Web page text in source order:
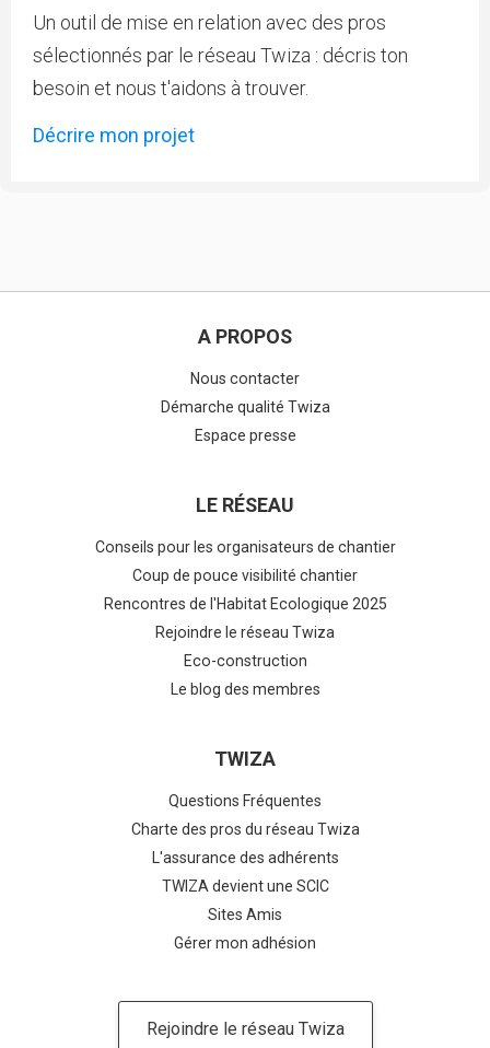
Un outil de mise en relation avec des pros
sélectionnés par le réseau Twiza : décris ton
besoin et nous t'aidons à trouver.
Décrire mon projet
A PROPOS
Nous contacter
Démarche qualité Twiza
Espace presse
LE RÉSEAU
Conseils pour les organisateurs de chantier
Coup de pouce visibilité chantier
Rencontres de l'Habitat Ecologique 2025
Rejoindre le réseau Twiza
Eco-construction
Le blog des membres
TWIZA
Questions Fréquentes
Charte des pros du réseau Twiza
L'assurance des adhérents
TWIZA devient une SCIC
Sites Amis
Gérer mon adhésion
Rejoindre le réseau Twiza